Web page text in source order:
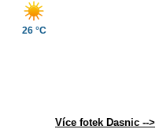
26 °C
Více fotek Dasnic -->